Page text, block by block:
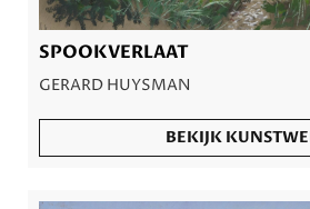
SPOOKVERLAAT
GERARD HUYSMAN
BEKIJK